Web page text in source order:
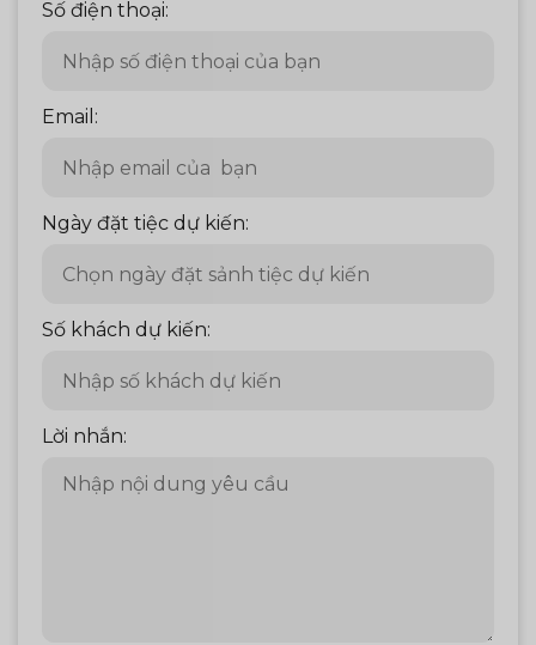
Số điện thoại:
Email:
Ngày đặt tiệc dự kiến:
Số khách dự kiến:
Lời nhắn: